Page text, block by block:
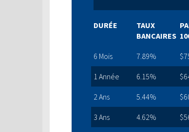
DURÉE
TAUX
BANCAIRES
6 Mois 7.89%
1 Année 6.15%
2 Ans 5.44%
3 Ans 4.62%